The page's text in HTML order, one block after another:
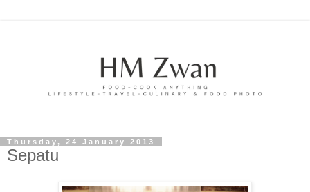
Thursday, 24 January 2013
Sepatu